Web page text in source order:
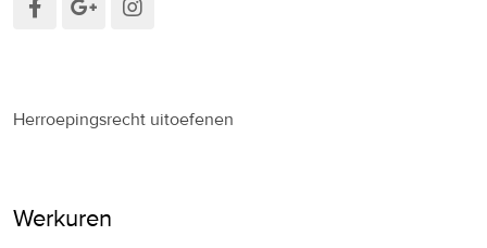
Herroepingsrecht uitoefenen
Werkuren